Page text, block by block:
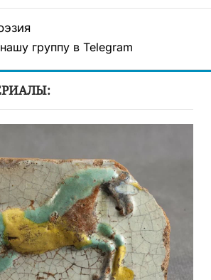
группу в Telegram